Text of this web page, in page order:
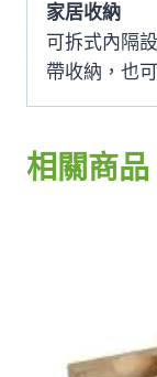
家居收納
可拆式內隔
帶收納，也
相關商品